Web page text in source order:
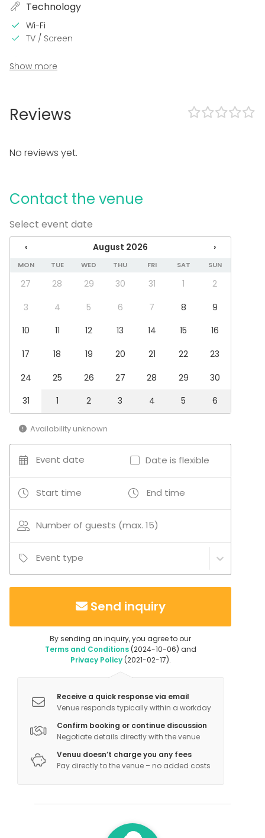
Technology
Wi-Fi
TV / Screen
In the venue
Equipment
Event types
Spa / Wellness / Sauna
Meeting
Conference / Seminar
Performance / Show
Recreation
Experience / Activity
Meeting room
Private dining room
Activities
Outdoor activities
Swimming
Additional information about activities
tennis
Show more
Reviews
No reviews yet.
Contact the venue
Select event date
‹ August 2026 ›
MON TUE WED THU FRI SAT SUN
27 28 29 30 31 1
2
3
4 5 6 7 8
9
10
11 12 13 14 15
16
17
18 19 20 21 22
23
24
25 26 27 28 29
30
31
1 2 3 4 5 6
Availability unknown
Event date Date is flexible
Start time End time
Number of guests (max. 15)
Event type
Send inquiry
By sending an inquiry, you agree to our
Terms and Conditions(2024-10-06) and
Privacy Policy(2021-02-17).
Receive a quick response via email
Venue responds typically within a workday
Confirm booking or continue discussion
Negotiate details directly with the venue
Venuu doesn’t charge you any fees
Pay directly to the venue – no added costs